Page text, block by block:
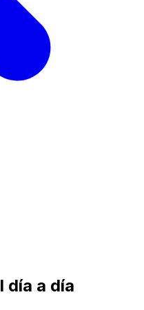
día a día